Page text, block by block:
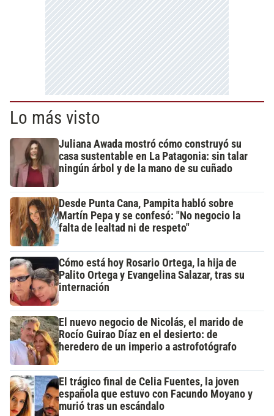
Lo más visto
Juliana Awada mostró cómo construyó su
casa sustentable en La Patagonia: sin talar
ningún árbol y de la mano de su cuñado
Desde Punta Cana, Pampita habló sobre
Martín Pepa y se confesó: "No negocio la
falta de lealtad ni de respeto"
Cómo está hoy Rosario Ortega, la hija de
Palito Ortega y Evangelina Salazar, tras su
internación
El nuevo negocio de Nicolás, el marido de
Rocío Guirao Díaz en el desierto: de
heredero de un imperio a astrofotógrafo
El trágico final de Celia Fuentes, la joven
española que estuvo con Facundo Moyano y
murió tras un escándalo